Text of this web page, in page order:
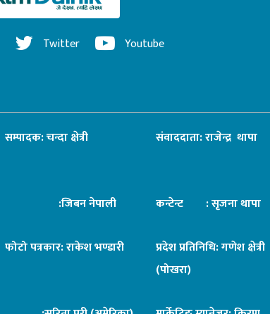
Twitter Youtube
सम्पादक: चन्दा क्षेत्री संवाददाता: राजेन्द्र थापा
:जिबन नेपाली कन्टेन्ट : सृजना थापा
फोटो पत्रकार: राकेश भण्डारी
प्रदेश प्रतिनिधि: गणेश क्षेत्री
(पोखरा)